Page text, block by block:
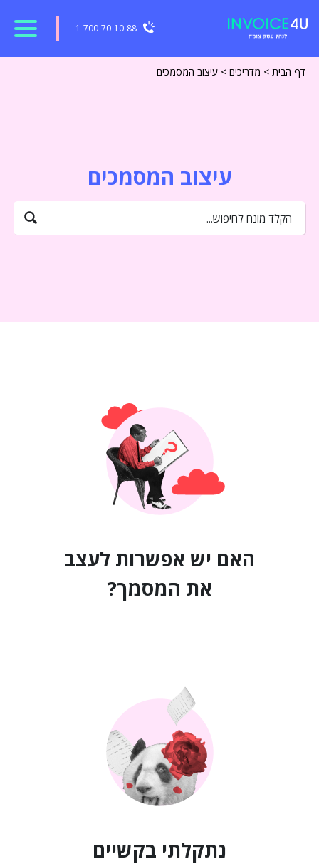
1-700-70-10-88
דף הבית > מדריכים > עיצוב המסמכים
עיצוב המסמכים
האם יש אפשרות לעצב
את המסמך?
נתקלתי בקשיים